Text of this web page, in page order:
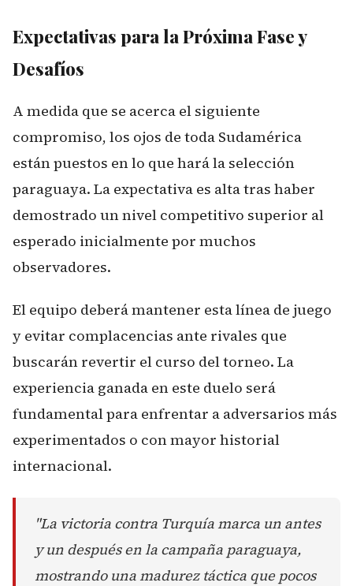
Expectativas para la Próxima Fase y
Desafíos
A medida que se acerca el siguiente
compromiso, los ojos de toda Sudamérica
están puestos en lo que hará la selección
paraguaya. La expectativa es alta tras haber
demostrado un nivel competitivo superior al
esperado inicialmente por muchos
observadores.
El equipo deberá mantener esta línea de juego
y evitar complacencias ante rivales que
buscarán revertir el curso del torneo. La
experiencia ganada en este duelo será
fundamental para enfrentar a adversarios más
experimentados o con mayor historial
internacional.
"La victoria contra Turquía marca un antes
y un después en la campaña paraguaya,
mostrando una madurez táctica que pocos